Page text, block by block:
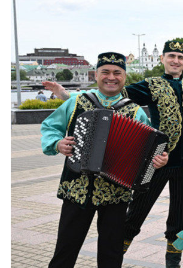
Метшин: «Входная группа в
сад станет удобнее и
Ильсур
03/08/
поблагодарил «Парковых
На
Олег
Дима